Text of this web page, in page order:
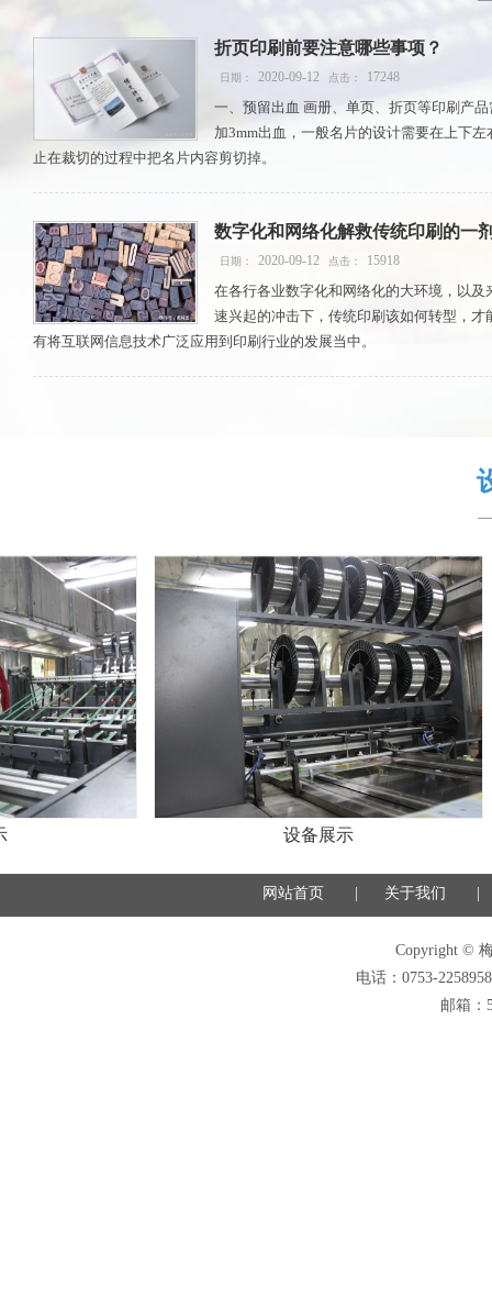
折页印刷前要注意哪些事项？
日期： 2020-09-12 点击： 17248
一、预留出血 画册、单页、折页等印刷产
加3mm出血，一般名片的设计需要在上下
止在裁切的过程中把名片内容剪切掉。
数字化和网络化解救传统印刷的一
日期： 2020-09-12 点击： 15918
在各行各业数字化和网络化的大环境，以及
速兴起的冲击下，传统印刷该如何转型，才
有将互联网信息技术广泛应用到印刷行业的发展当中。
设备展示
网站首页 关于我们
Copyright ©
电话：0753-
邮箱：